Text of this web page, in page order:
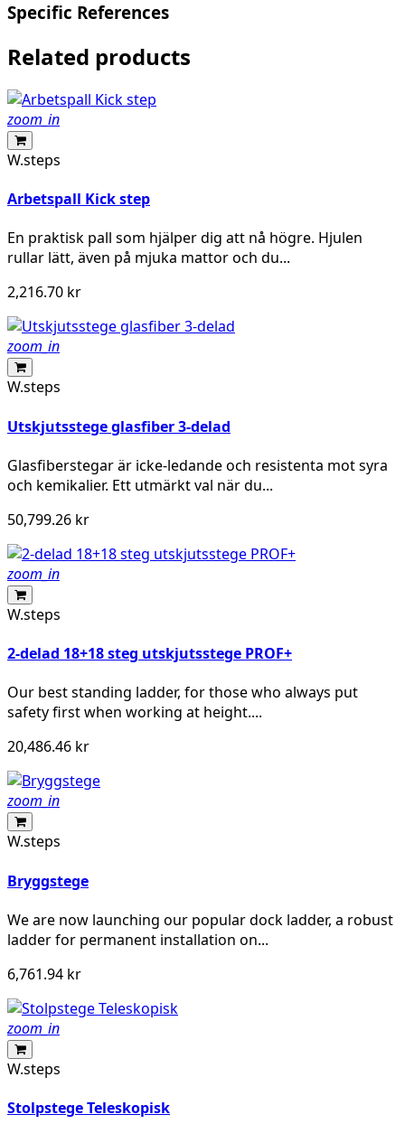
Specific References
Related products
zoom_in
W.steps
Arbetspall Kick step
En praktisk pall som hjälper dig att nå högre. Hjulen
rullar lätt, även på mjuka mattor och du...
2,216.70 kr
zoom_in
W.steps
Utskjutsstege glasfiber 3-delad
Glasfiberstegar är icke-ledande och resistenta mot syra
och kemikalier. Ett utmärkt val när du...
50,799.26 kr
zoom_in
W.steps
2-delad 18+18 steg utskjutsstege PROF+
Our best standing ladder, for those who always put
safety first when working at height....
20,486.46 kr
zoom_in
W.steps
Bryggstege
We are now launching our popular dock ladder, a robust
ladder for permanent installation on...
6,761.94 kr
zoom_in
W.steps
Stolpstege Teleskopisk